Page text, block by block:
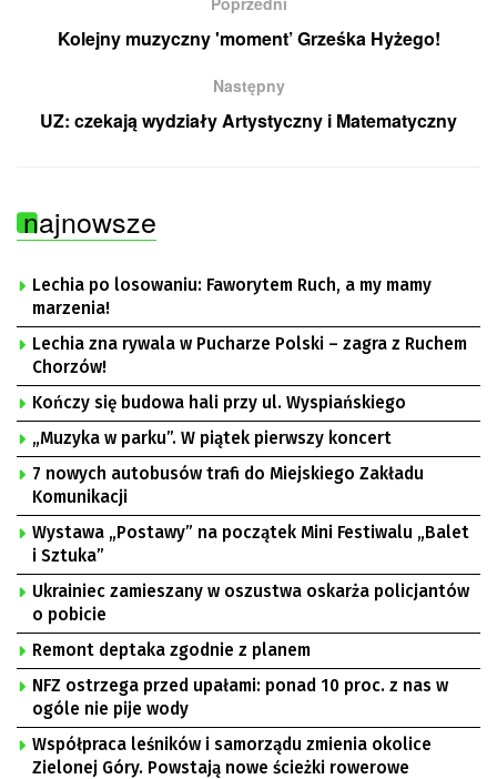
Kolejny muzyczny 'moment’ Grześka Hyżego!
Następny
UZ: czekają wydziały Artystyczny i Matematyczny
najnowsze
Lechia po losowaniu: Faworytem Ruch, a my mamy
marzenia!
Lechia zna rywala w Pucharze Polski – zagra z Ruchem
Chorzów!
Kończy się budowa hali przy ul. Wyspiańskiego
„Muzyka w parku”. W piątek pierwszy koncert
7 nowych autobusów trafi do Miejskiego Zakładu
Komunikacji
Wystawa „Postawy” na początek Mini Festiwalu „Balet
i Sztuka”
Ukrainiec zamieszany w oszustwa oskarża policjantów
o pobicie
Remont deptaka zgodnie z planem
NFZ ostrzega przed upałami: ponad 10 proc. z nas w
ogóle nie pije wody
Współpraca leśników i samorządu zmienia okolice
Zielonej Góry. Powstają nowe ścieżki rowerowe